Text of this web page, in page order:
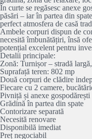
În curte se regăsesc anexe
păsări – iar în partea din
perfect atmosfera de casă
Ambele corpuri dispun de
necesită îmbunătățiri, însă
potențial excelent pentru
Detalii principale:
Zonă: Turnișor – stradă
Suprafață teren: 802 mp
Două corpuri de clădire
Fiecare cu 2 camere,
Pivniță și anexe gospodărești
Grădină în partea din spate
Contorizare separată
Necesită renovare
Disponibilă imediat
Preț negociabil